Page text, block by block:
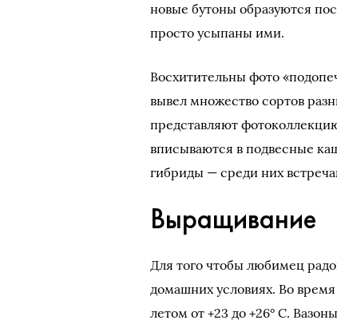
новые бутоны образуются
просто усыпаны ими.
Восхитительны фото
вывел множество сортов
представляют
вписываются в подвесные
гибриды — среди них
Выращивание
Для того чтобы любимец
домашних условиях. Во
летом от +23 до +26° С.